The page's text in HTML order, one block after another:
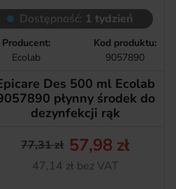
Dostępność: 1 tydzień
Producent:
Ecolab
Kod produktu:
9057890
Des 500 ml Ecolab
płynny środek do
dezynfekcji rąk
Cena podstawowa
77,31 zł Cena
57,98 zł
Netto
47,14 zł bez VAT